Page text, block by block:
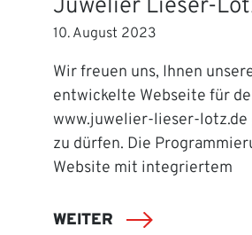
Juwelier Lieser-
10. August 2023
Wir freuen uns, Ihnen
entwickelte Webseite für
www.juwelier-lieser-lotz.de
zu dürfen. Die
Website mit integriertem
WEITER